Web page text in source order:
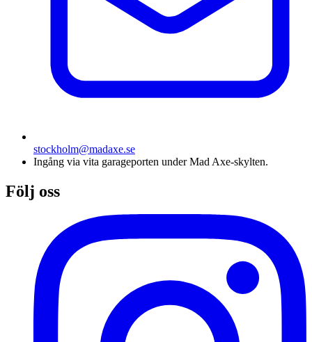
stockholm@madaxe.se
Ingång via vita garageporten under Mad Axe-skylten.
Följ oss